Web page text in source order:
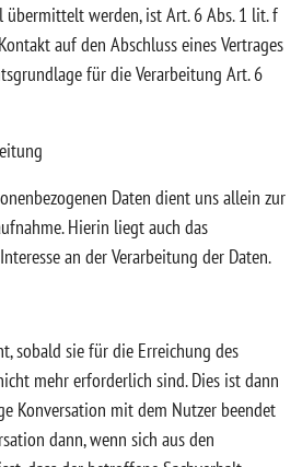
übermittelt werden, ist Art. 6 Abs. 1 lit. f
auf den Abschluss eines Vertrages
für die Verarbeitung Art. 6
Daten dient uns allein zur
Hierin liegt auch das
an der Verarbeitung der Daten.
sobald sie für die Erreichung des
mehr erforderlich sind. Dies ist dann
Konversation mit dem Nutzer beendet
dann, wenn sich aus den